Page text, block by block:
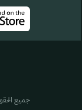
جميع